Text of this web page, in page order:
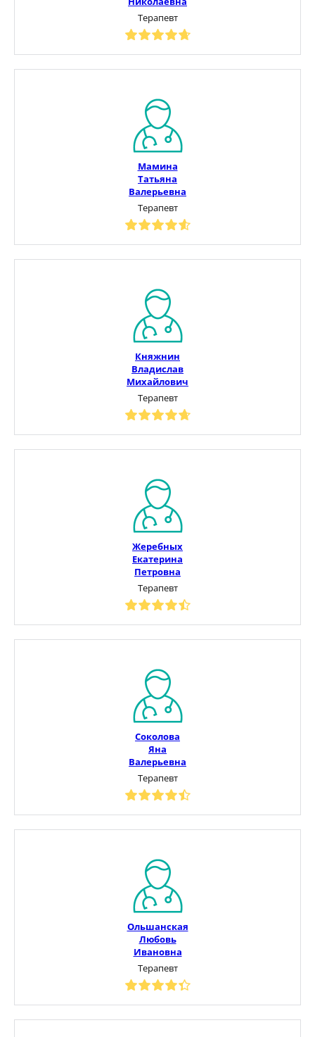
Терапевт
Мамина
Татьяна
Валерьевна
Терапевт
Княжнин
Владислав
Михайлович
Терапевт
Жеребных
Екатерина
Петровна
Терапевт
Соколова
Яна
Валерьевна
Терапевт
Ольшанская
Любовь
Ивановна
Терапевт